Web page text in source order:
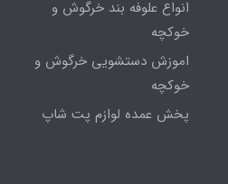
انواع علوفه بند خرگوش و
خوکچه
اموزش دستشویی خرگوش و
خوکچه
پخش عمده لوازم پت شاپ